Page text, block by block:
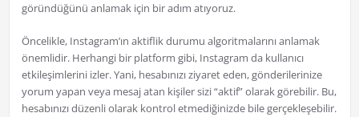
göründüğünü anlamak için bir adım atıyoruz.
Öncelikle, Instagram’ın aktiflik durumu algoritmalarını anlamak
önemlidir. Herhangi bir platform gibi, Instagram da kullanıcı
etkileşimlerini izler. Yani, hesabınızı ziyaret eden, gönderilerinize
yorum yapan veya mesaj atan kişiler sizi “aktif” olarak görebilir. Bu,
hesabınızı düzenli olarak kontrol etmediğinizde bile gerçekleşebilir.